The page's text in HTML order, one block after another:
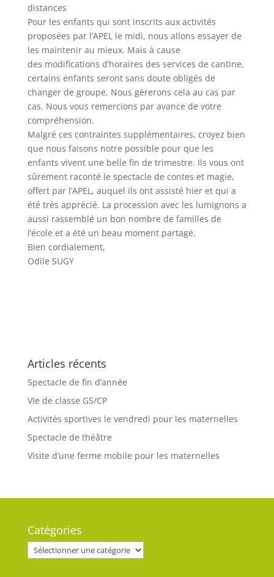
distances
Pour les enfants qui sont inscrits aux activités
proposées par l’APEL le midi, nous allons essayer de
les maintenir au mieux. Mais à cause
des modifications d’horaires des services de cantine,
certains enfants seront sans doute obligés de
changer de groupe. Nous gèrerons cela au cas par
cas. Nous vous remercions par avance de votre
compréhension.
Malgré ces contraintes supplémentaires, croyez bien
que nous faisons notre possible pour que les
enfants vivent une belle fin de trimestre. Ils vous ont
sûrement raconté le spectacle de contes et magie,
offert par l’APEL, auquel ils ont assisté hier et qui a
été très apprécié. La procession avec les lumignons a
aussi rassemblé un bon nombre de familles de
l’école et a été un beau moment partagé.
Bien cordialement,
Odile SUGY
Articles récents
Spectacle de fin d’année
Vie de classe GS/CP
Activités sportives le vendredi pour les maternelles
Spectacle de théâtre
Visite d’une ferme mobile pour les maternelles
Catégories
Catégories